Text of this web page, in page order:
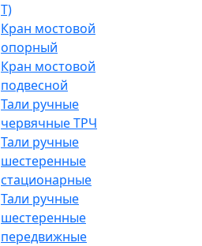
Т)
Кран мостовой
опорный
Кран мостовой
подвесной
Тали ручные
червячные ТРЧ
Тали ручные
шестеренные
стационарные
Тали ручные
шестеренные
передвижные